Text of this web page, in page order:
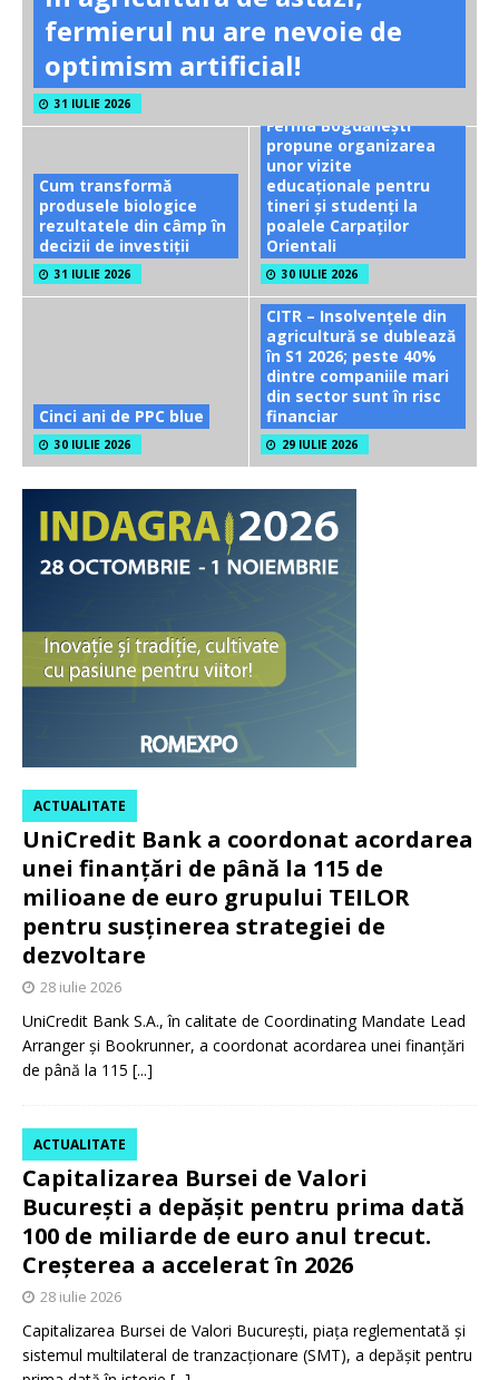
fermierul nu are nevoie de
optimism artificial!
31 IULIE 2026
Cum transformă
produsele biologice
rezultatele din câmp în
decizii de investiții
31 IULIE 2026
Ferma Bogdănești
propune organizarea
unor vizite
educaționale pentru
tineri și studenți la
poalele Carpaților
Orientali
30 IULIE 2026
Cinci ani de PPC blue
30 IULIE 2026
CITR – Insolvențele din
agricultură se dublează
în S1 2026; peste 40%
dintre companiile mari
din sector sunt în risc
financiar
29 IULIE 2026
UniCredit Bank a coordonat acordarea
unei finanțări de până la 115 de
milioane de euro grupului TEILOR
pentru susținerea strategiei de
dezvoltare
ACTUALITATE
28 iulie 2026
UniCredit Bank S.A., în calitate de Coordinating Mandate Lead
Arranger și Bookrunner, a coordonat acordarea unei finanțări
de până la 115 [...]
Capitalizarea Bursei de Valori
București a depășit pentru prima dată
100 de miliarde de euro anul trecut.
Creșterea a accelerat în 2026
ACTUALITATE
28 iulie 2026
Capitalizarea Bursei de Valori București, piața reglementată și
sistemul multilateral de tranzacționare (SMT), a depășit pentru